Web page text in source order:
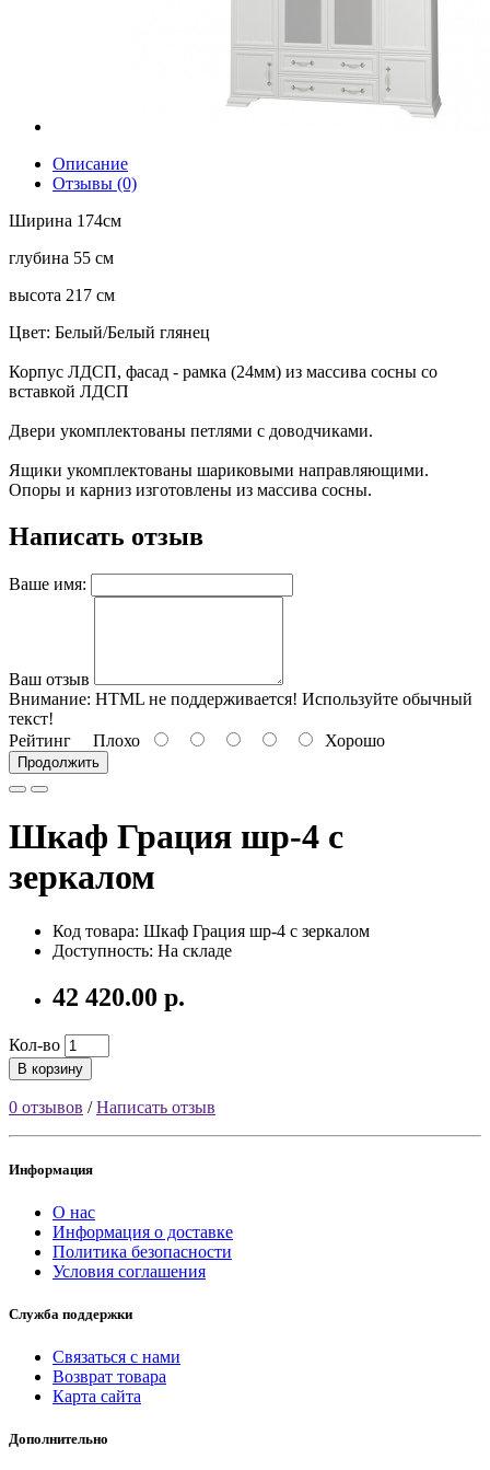
Описание
Отзывы (0)
Ширина 174см
глубина 55 см
высота 217 см
Цвет: Белый/Белый глянец
Корпус ЛДСП, фасад - рамка (24мм) из массива сосны со
вставкой ЛДСП
Двери укомплектованы петлями с доводчиками.
Ящики укомплектованы шариковыми направляющими.
Опоры и карниз изготовлены из массива сосны.
Написать отзыв
Ваше имя:
Ваш отзыв
Внимание: HTML не поддерживается! Используйте обычный
текст!
Рейтинг Плохо Хорошо
Продолжить
Шкаф Грация шр-4 с
зеркалом
Код товара: Шкаф Грация шр-4 с зеркалом
Доступность: На складе
42 420.00 р.
Кол-во
В корзину
0 отзывов /Написать отзыв
Информация
О нас
Информация о доставке
Политика безопасности
Условия соглашения
Служба поддержки
Связаться с нами
Возврат товара
Карта сайта
Дополнительно